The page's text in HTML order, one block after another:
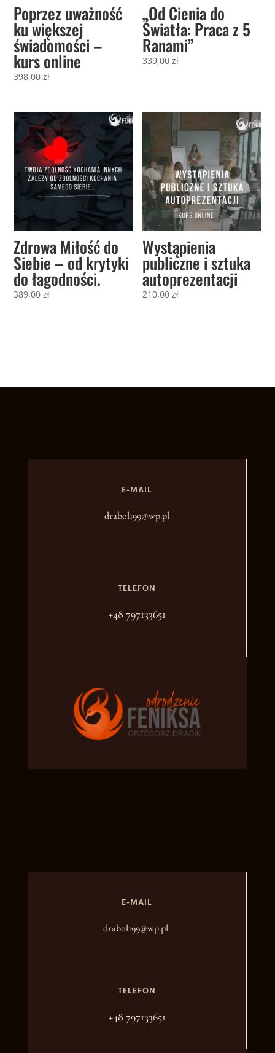
Poprzez uważność
ku większej
świadomości –
kurs online
398,00zł
„Od Cienia do
Światła: Praca z 5
Ranami”
339,00zł
Zdrowa Miłość do
Siebie – od krytyki
do łagodności.
389,00zł
Wystąpienia
publiczne i sztuka
autoprezentacji
210,00zł
E-MAIL
drabol199@wp.pl
TELEFON
+48 797133651
E-MAIL
drabol199@wp.pl
TELEFON
+48 797133651